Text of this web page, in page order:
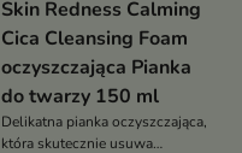
Skin Redness Calming
Cica Cleansing Foam
oczyszczająca Pianka
do twarzy 150 ml
Delikatna pianka oczyszczająca,
która skutecznie usuwa